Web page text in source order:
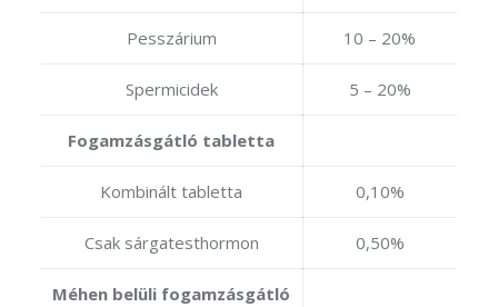
Pesszárium 10 – 20%
Spermicidek 5 – 20%
Fogamzásgátló tabletta
Kombinált tabletta 0,10%
Csak sárgatesthormon 0,50%
Méhen belüli fogamzásgátló